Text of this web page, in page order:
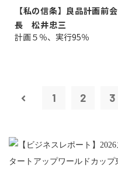
【私の信条】良品計画前会
長 松井忠三
計画５％、実行95％
1 2 3